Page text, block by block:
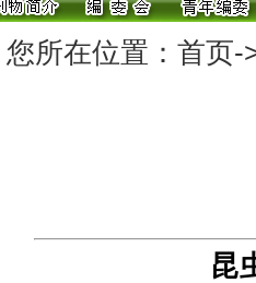
您所在位置： 首页-
昆